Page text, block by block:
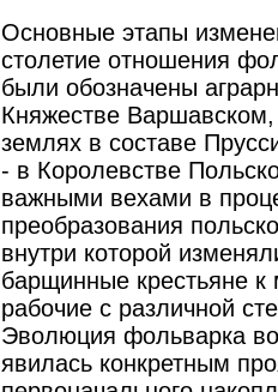
Основные этапы
столетие отношения
были обозначены
Княжестве
землях в составе
- в Королевстве
важными вехами в
преобразования
внутри которой
барщинные крестьяне
рабочие с различной
Эволюция фольварка
явилась конкретным